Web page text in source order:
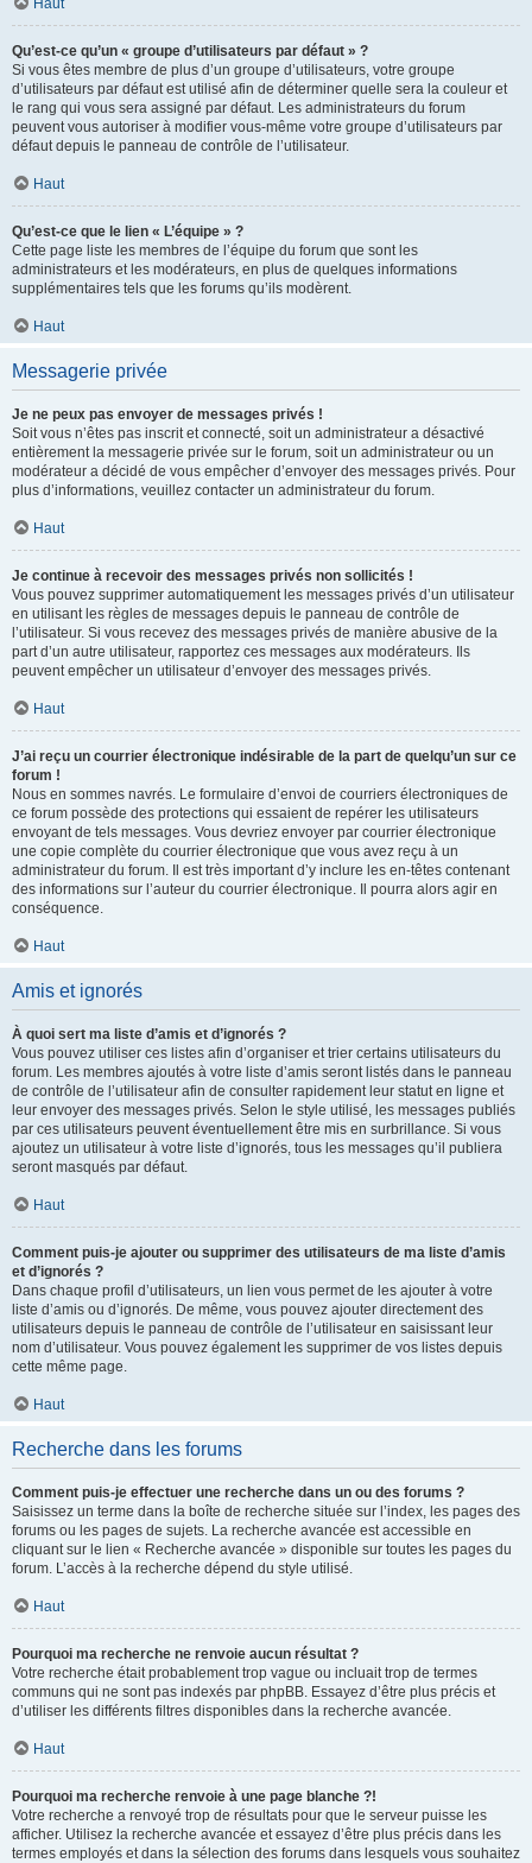
Haut
Qu’est-ce qu’un « groupe d’utilisateurs par défaut » ?
Si vous êtes membre de plus d’un groupe d’utilisateurs, votre groupe
d’utilisateurs par défaut est utilisé afin de déterminer quelle sera la couleur et
le rang qui vous sera assigné par défaut. Les administrateurs du forum
peuvent vous autoriser à modifier vous-même votre groupe d’utilisateurs par
défaut depuis le panneau de contrôle de l’utilisateur.
Haut
Qu’est-ce que le lien « L’équipe » ?
Cette page liste les membres de l’équipe du forum que sont les
administrateurs et les modérateurs, en plus de quelques informations
supplémentaires tels que les forums qu’ils modèrent.
Haut
Messagerie privée
Je ne peux pas envoyer de messages privés !
Soit vous n’êtes pas inscrit et connecté, soit un administrateur a désactivé
entièrement la messagerie privée sur le forum, soit un administrateur ou un
modérateur a décidé de vous empêcher d’envoyer des messages privés. Pour
plus d’informations, veuillez contacter un administrateur du forum.
Haut
Je continue à recevoir des messages privés non sollicités !
Vous pouvez supprimer automatiquement les messages privés d’un utilisateur
en utilisant les règles de messages depuis le panneau de contrôle de
l’utilisateur. Si vous recevez des messages privés de manière abusive de la
part d’un autre utilisateur, rapportez ces messages aux modérateurs. Ils
peuvent empêcher un utilisateur d’envoyer des messages privés.
Haut
J’ai reçu un courrier électronique indésirable de la part de quelqu’un sur ce
forum !
Nous en sommes navrés. Le formulaire d’envoi de courriers électroniques de
ce forum possède des protections qui essaient de repérer les utilisateurs
envoyant de tels messages. Vous devriez envoyer par courrier électronique
une copie complète du courrier électronique que vous avez reçu à un
administrateur du forum. Il est très important d’y inclure les en-têtes contenant
des informations sur l’auteur du courrier électronique. Il pourra alors agir en
conséquence.
Haut
Amis et ignorés
À quoi sert ma liste d’amis et d’ignorés ?
Vous pouvez utiliser ces listes afin d’organiser et trier certains utilisateurs du
forum. Les membres ajoutés à votre liste d’amis seront listés dans le panneau
de contrôle de l’utilisateur afin de consulter rapidement leur statut en ligne et
leur envoyer des messages privés. Selon le style utilisé, les messages publiés
par ces utilisateurs peuvent éventuellement être mis en surbrillance. Si vous
ajoutez un utilisateur à votre liste d’ignorés, tous les messages qu’il publiera
seront masqués par défaut.
Haut
Comment puis-je ajouter ou supprimer des utilisateurs de ma liste d’amis
et d’ignorés ?
Dans chaque profil d’utilisateurs, un lien vous permet de les ajouter à votre
liste d’amis ou d’ignorés. De même, vous pouvez ajouter directement des
utilisateurs depuis le panneau de contrôle de l’utilisateur en saisissant leur
nom d’utilisateur. Vous pouvez également les supprimer de vos listes depuis
cette même page.
Haut
Recherche dans les forums
Comment puis-je effectuer une recherche dans un ou des forums ?
Saisissez un terme dans la boîte de recherche située sur l’index, les pages des
forums ou les pages de sujets. La recherche avancée est accessible en
cliquant sur le lien « Recherche avancée » disponible sur toutes les pages du
forum. L’accès à la recherche dépend du style utilisé.
Haut
Pourquoi ma recherche ne renvoie aucun résultat ?
Votre recherche était probablement trop vague ou incluait trop de termes
communs qui ne sont pas indexés par phpBB. Essayez d’être plus précis et
d’utiliser les différents filtres disponibles dans la recherche avancée.
Haut
Pourquoi ma recherche renvoie à une page blanche ?!
Votre recherche a renvoyé trop de résultats pour que le serveur puisse les
afficher. Utilisez la recherche avancée et essayez d’être plus précis dans les
termes employés et dans la sélection des forums dans lesquels vous souhaitez